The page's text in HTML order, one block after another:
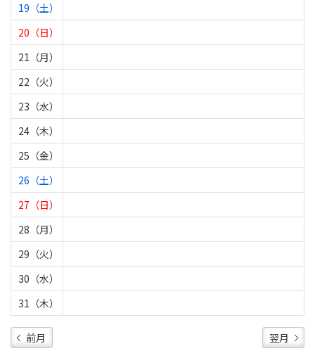
19（土）
20（日）
21（月）
22（火）
23（水）
24（木）
25（金）
26（土）
27（日）
28（月）
29（火）
30（水）
31（木）
前月 翌月